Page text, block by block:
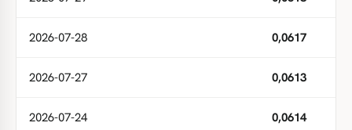
2026-07-28 0,0617
2026-07-27 0,0613
2026-07-24 0,0614